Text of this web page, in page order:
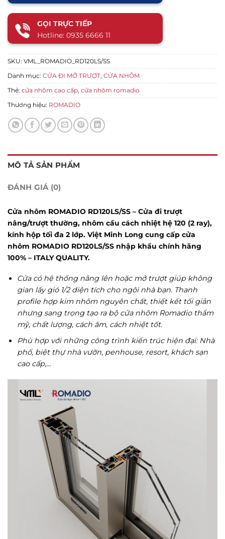
GỌI TRỰC TIẾP
Hotline: 0935 6666 11
SKU: VML_ROMADIO_RD120LS/SS
Danh mục: CỬA ĐI MỞ TRƯỢT, CỬA NHÔM
Thẻ: cửa nhôm cao cấp, cửa nhôm romadio
Thương hiệu: ROMADIO
MÔ TẢ SẢN PHẨM
ĐÁNH GIÁ (0)
Cửa nhôm ROMADIO RD120LS/SS – Cửa đi trượt
nâng/trượt thường, nhôm cầu cách nhiệt hệ 120 (2 ray),
kính hộp tối đa 2 lớp. Việt Minh Long cung cấp cửa
nhôm ROMADIO RD120LS/SS nhập khẩu chính hãng
100% – ITALY QUALITY.
Cửa có hệ thống nâng lên hoặc mở trượt giúp không
gian lấy gió 1/2 diện tích cho ngôi nhà bạn. Thanh
profile hợp kim nhôm nguyên chất, thiết kết tối giản
nhưng sang trọng tạo ra bộ cửa nhôm Romadio thẩm
mỹ, chất lượng, cách âm, cách nhiệt tốt.
Phù hợp với những công trình kiến trúc hiện đại: Nhà
phố, biệt thự nhà vườn, penhouse, resort, khách sạn
cao cấp,…